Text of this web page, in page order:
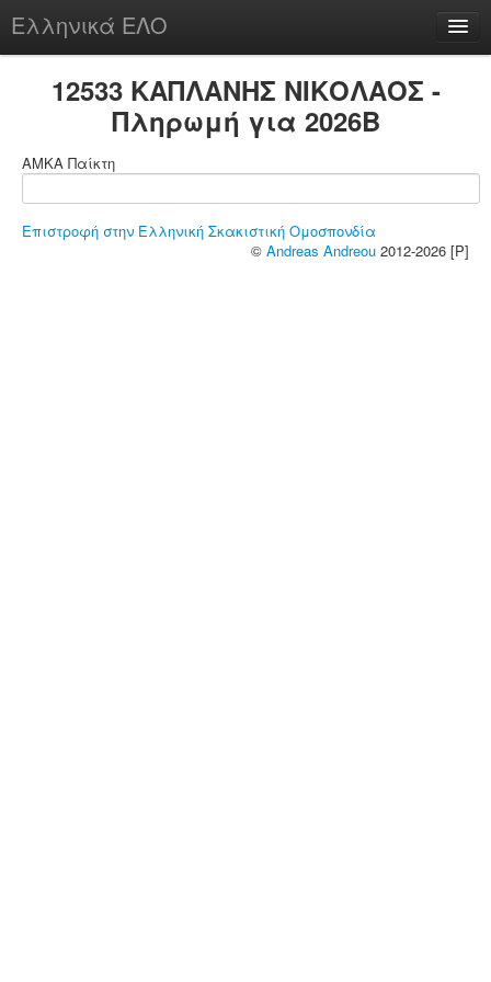
Ελληνικά ΕΛΟ
chesstu.be @ discord
12533 ΚΑΠΛΑΝΗΣ ΝΙΚΟΛΑΟΣ -
Πληρωμή για 2026B
ΑΜΚΑ Παίκτη
Επιστροφή στην Ελληνική Σκακιστική Ομοσπονδία
© Andreas Andreou 2012-2026 [P]